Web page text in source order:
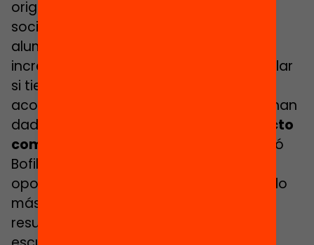
origen inmigrante o de perfil
socioeconómico bajo, mientras que el
alumnado con estos perfiles sí que
incrementa notablemente el éxito escolar
si tiene compañeros de familias
acomodadas. Es lo que los estudiosos han
dado en llamar los
beneficios del “efecto
compañero”
. Según apunta la Fundació
Bofill, la segregación escolar reduce las
oportunidades educativas del alumnado
más desfavorecido y, en cambio, los
resultados de los alumnos nativos en